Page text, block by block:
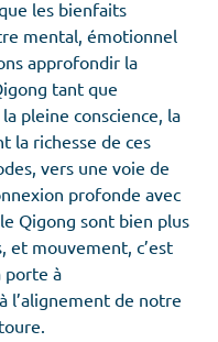
les bienfaits
mental, émotionnel
approfondir la
tant que
pleine conscience, la
la richesse de ces
vers une voie de
profonde avec
Qigong sont bien plus
et mouvement, c’est
porte à
l’alignement de notre